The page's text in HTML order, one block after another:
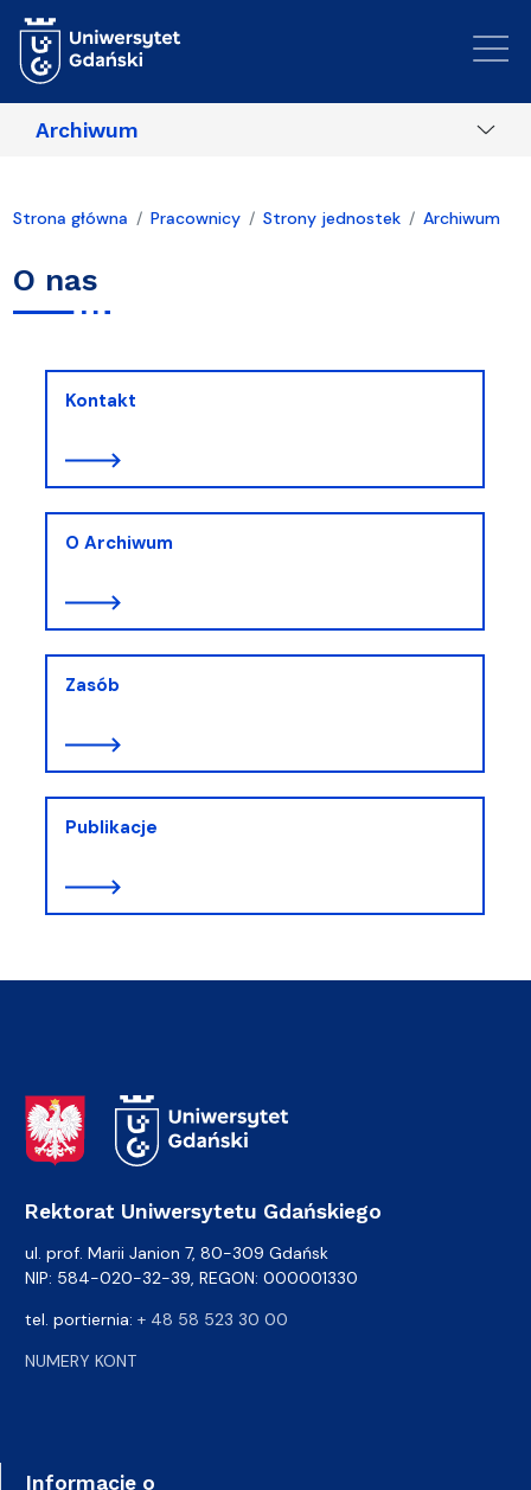
Archiwum
Strona główna Pracownicy Strony jednostek Archiwum
O nas
Kontakt
O Archiwum
Zasób
Publikacje
Adres Rektoratu
Rektorat Uniwersytetu Gdańskiego
ul. prof. Marii Janion 7, 80-309 Gdańsk
NIP: 584-020-32-39, REGON: 000001330
tel. portiernia: + 48 58 523 30 00
NUMERY KONT
Informacje o